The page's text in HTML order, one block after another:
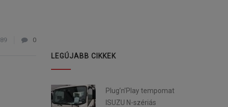
89 0
LEGÚJABB CIKKEK
Plug’n’Play tempomat
ISUZU N-szériás